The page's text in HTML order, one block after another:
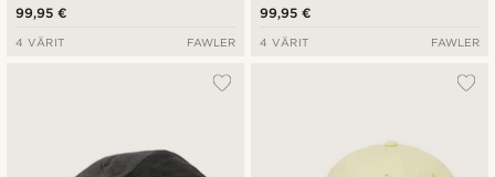
99,95 €
4 VÄRIT FAWLER
99,95 €
4 VÄRIT FAWLER